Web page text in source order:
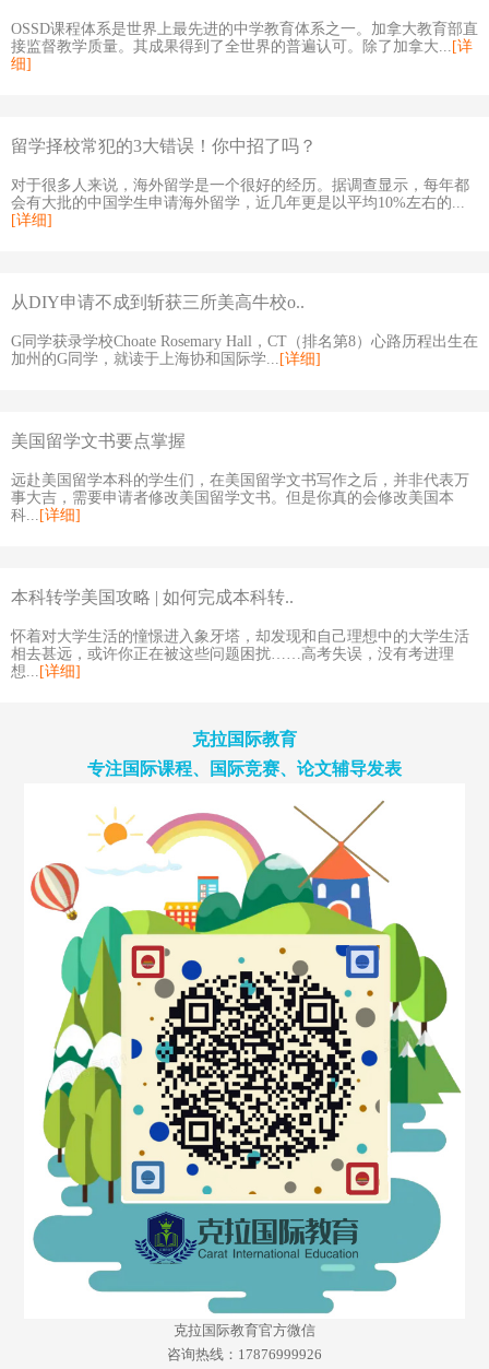
OSSD课程体系是世界上最先进的中学教育体系之一。加拿大教育部直
接监督教学质量。其成果得到了全世界的普遍认可。除了加拿大... [详
细]
留学择校常犯的3大错误！你中招了吗？
对于很多人来说，海外留学是一个很好的经历。据调查显示，每年都
会有大批的中国学生申请海外留学，近几年更是以平均10%左右的...
[详细]
从DIY申请不成到斩获三所美高牛校o..
G同学获录学校Choate Rosemary Hall，CT（排名第8）心路历程出生在
加州的G同学，就读于上海协和国际学... [详细]
美国留学文书要点掌握
远赴美国留学本科的学生们，在美国留学文书写作之后，并非代表万
事大吉，需要申请者修改美国留学文书。但是你真的会修改美国本
科... [详细]
本科转学美国攻略 | 如何完成本科转..
怀着对大学生活的憧憬进入象牙塔，却发现和自己理想中的大学生活
相去甚远，或许你正在被这些问题困扰……高考失误，没有考进理
想... [详细]
克拉国际教育
专注国际课程、国际竞赛、论文辅导发表
克拉国际教育官方微信
咨询热线：17876999926